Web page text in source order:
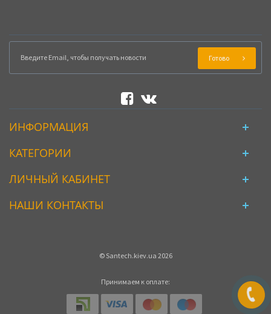
Готово
ИНФОРМАЦИЯ
КАТЕГОРИИ
ЛИЧНЫЙ КАБИНЕТ
НАШИ КОНТАКТЫ
© Santech.kiev.ua 2026
Принимаем к оплате: